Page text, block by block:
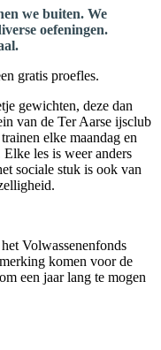
we buiten. We
oefeningen.
gratis proefles.
gewichten, deze dan
van de Ter Aarse ijsclub
elke maandag en
les is weer anders
sociale stuk is ook van
Volwassenenfonds
komen voor de
een jaar lang te mogen